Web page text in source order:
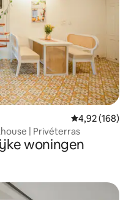
Gemiddelde
4,92 (168)
| Privéterras
woningen